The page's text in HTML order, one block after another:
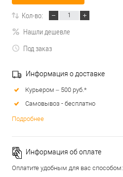
Кол-во:
Нашли дешевле
Под заказ
Информация о доставке
Курьером – 500 руб.*
Самовывоз - бесплатно
Подробнее
Информация об оплате
Оплатите удобным для вас способом: